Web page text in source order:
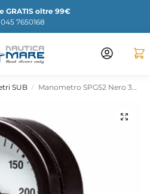
GRATIS oltre 99€
045 7650168
SUB / Manometro SPG52 Nero 300BAR completo